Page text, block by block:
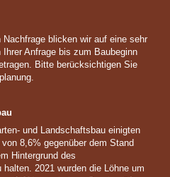
Nachfrage blicken wir auf eine sehr
Anfrage bis zum Baubeginn
Bitte berücksichtigen Sie
und Landschaftsbau einigten
8,6% gegenüber dem Stand
Hintergrund des
2021 wurden die Löhne um